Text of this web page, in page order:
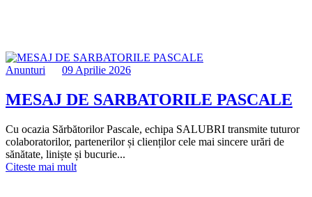
Anunturi 09 Aprilie 2026
MESAJ DE SARBATORILE PASCALE
Cu ocazia Sărbătorilor Pascale, echipa SALUBRI transmite tuturor
colaboratorilor, partenerilor și clienților cele mai sincere urări de
sănătate, liniște și bucurie...
Citeste mai mult